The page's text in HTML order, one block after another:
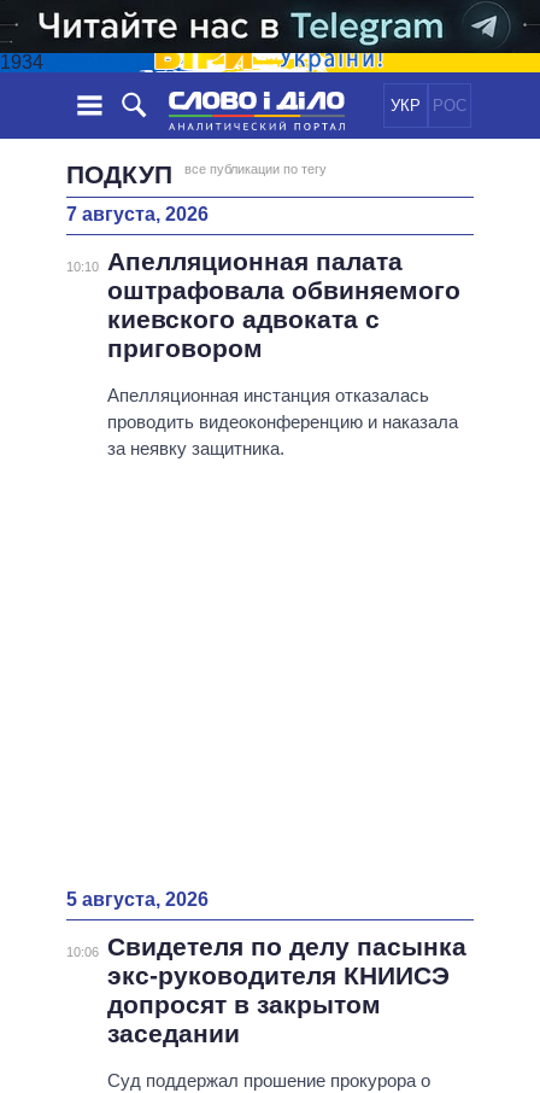
1934
УКР РОС
НОВОСТИ
ЛЕНТА
СОБЫТИЯ
СТАТЬИ
МНЕНИЯ
ОБЗОРЫ
ДАЙДЖЕСТЫ
ЭКОНОМИКА
ОБЩЕСТВО
МИР
ПОЛИТИКИ
ВСЕ ПОЛИТИКИ
ПРЕЗИДЕНТ И ОФИС
ВЕРХОВНАЯ РАДА
КАБИНЕТ МИНИСТРОВ
ИНФОГРАФИКА
ПОДДЕРЖАТЬ
ПОДКУП все публикации по тегу
7 августа, 2026
10:10
Апелляционная палата
оштрафовала обвиняемого
киевского адвоката с
приговором
Апелляционная инстанция отказалась
проводить видеоконференцию и наказала
за неявку защитника.
5 августа, 2026
10:06 Свидетеля по делу пасынка
экс-руководителя КНИИСЭ
допросят в закрытом
заседании
Суд поддержал прошение прокурора о